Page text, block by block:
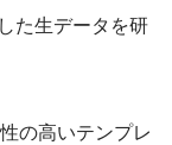
た生データを研
の高いテンプレ